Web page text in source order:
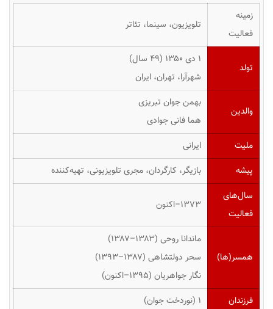
زمینه
فعالیت
تلویزیون، سینما، تئاتر
تولد
۱ دی ۱۳۵۰ ‏(۴۹ سال)
شهرآرا، تهران، ایران
والدین
بهمن جوان تبریزی
هما فانی جوادی
ملیت
ایرانی
پیشه
بازیگر، کارگردان، مجری تلویزیونی، تهیه‌کننده
سال‌های
فعالیت
۱۳۷۳–اکنون
همسر(ها)
ماندانا روحی (۱۳۸۳–۱۳۸۷)
سحر دولتشاهی (۱۳۸۷–۱۳۹۳)
نگار جواهریان (۱۳۹۵–اکنون)
فرزندان
۱ (نوردخت جوان)